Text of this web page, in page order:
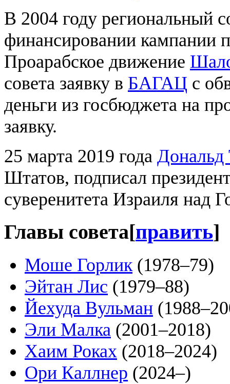
В 2004 году региональный
финансировании кампании
Проарабское движение
совета заявку в БАГАЦ с
деньги из госбюджета на
заявку.
25 марта 2019 года Дональд
Штатов, подписал
суверенитета Израиля над
Главы совета[править]
Моше Горлик(1978–79)
Эйтан Лис (1979–88)
Йехуда Вульман
Эли Малка (2001–2018)
Хаим Роках (2018–2024)
Ори Каллнер (2024–)